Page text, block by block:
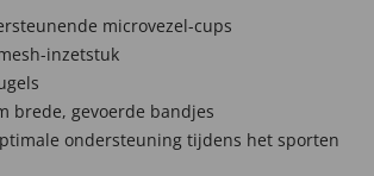
microvezel-cups
inzetstuk
brede, gevoerde bandjes
ondersteuning tijdens het sporten